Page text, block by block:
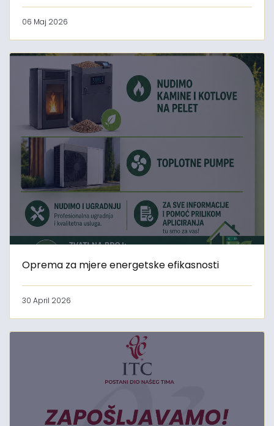
06 Maj 2026
Oprema za mjere energetske efikasnosti
30 April 2026